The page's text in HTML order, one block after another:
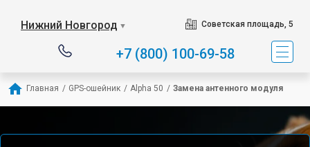
Нижний Новгород ▼ Советская площадь, 5
+7 (800) 100-69-58
Главная / GPS-ошейник / Alpha 50 / Замена антенного модуля